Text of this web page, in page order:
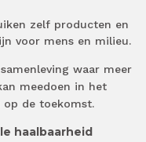
zelf producten en
voor mens en milieu.
waar meer
meedoen in het
op de toekomst.
haalbaarheid